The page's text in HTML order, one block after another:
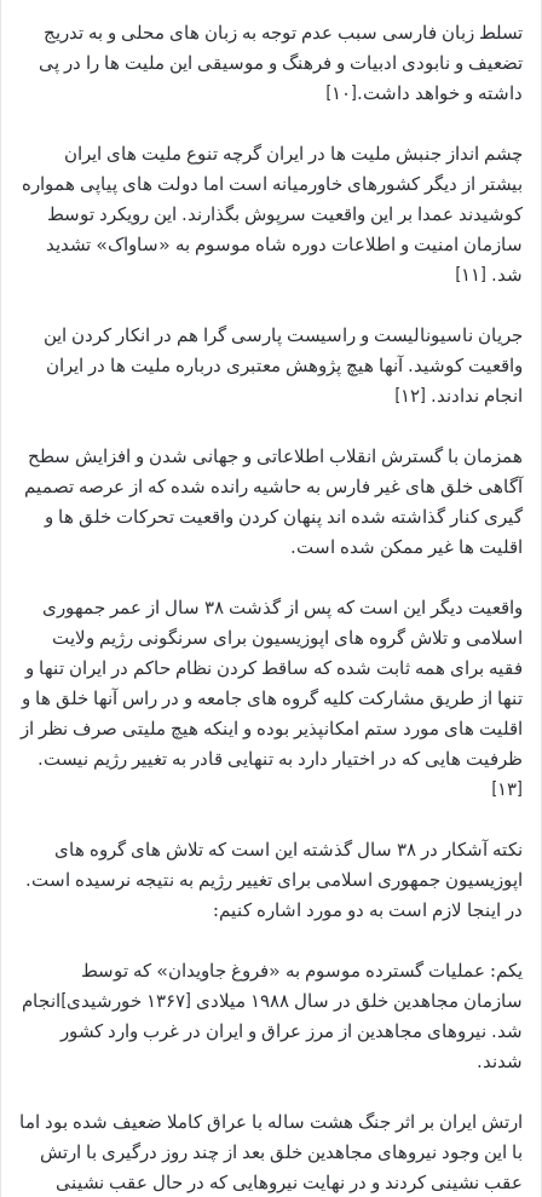
تسلط زبان فارسی سبب عدم توجه به زبان های محلی و به تدریج
تضعیف و نابودی ادبیات و فرهنگ و موسیقی این ملیت ها را در پی
داشته و خواهد داشت.[۱۰]
چشم انداز جنبش ملیت ها در ایران گرچه تنوع ملیت های ایران
بیشتر از دیگر کشورهای خاورمیانه است اما دولت های پیاپی همواره
کوشیدند عمدا بر این واقعیت سرپوش بگذارند. این رویکرد توسط
سازمان امنیت و اطلاعات دوره شاه موسوم به «ساواک» تشدید
شد. [۱۱]
جریان ناسیونالیست و راسیست پارسی گرا هم در انکار کردن این
واقعیت کوشید. آنها هیچ پژوهش معتبری درباره ملیت ها در ایران
انجام ندادند. [۱۲]
همزمان با گسترش انقلاب اطلاعاتی و جهانی شدن و افزایش سطح
آگاهی خلق های غیر فارس به حاشیه رانده شده که از عرصه تصمیم
گیری کنار گذاشته شده اند پنهان کردن واقعیت تحرکات خلق ها و
اقلیت ها غیر ممکن شده است.
واقعیت دیگر این است که پس از گذشت ۳۸ سال از عمر جمهوری
اسلامی و تلاش گروه های اپوزیسیون برای سرنگونی رژیم ولایت
فقیه برای همه ثابت شده که ساقط کردن نظام حاکم در ایران تنها و
تنها از طریق مشارکت کلیه گروه های جامعه و در راس آنها خلق ها و
اقلیت های مورد ستم امکانپذیر بوده و اینکه هیچ ملیتی صرف نظر از
ظرفیت هایی که در اختیار دارد به تنهایی قادر به تغییر رژیم نیست.
[۱۳]
نکته آشکار در ۳۸ سال گذشته این است که تلاش های گروه های
اپوزیسیون جمهوری اسلامی برای تغییر رژیم به نتیجه نرسیده است.
در اینجا لازم است به دو مورد اشاره کنیم:
یکم: عملیات گسترده موسوم به «فروغ جاویدان» که توسط
سازمان مجاهدین خلق در سال ۱۹۸۸ میلادی [۱۳۶۷ خورشیدی]‌انجام
شد. نیروهای مجاهدین از مرز عراق و ایران در غرب وارد کشور
شدند.
ارتش ایران بر اثر جنگ هشت ساله با عراق کاملا ضعیف شده بود اما
با این وجود نیروهای مجاهدین خلق بعد از چند روز درگیری با ارتش
عقب نشینی کردند و در نهایت نیروهایی که در حال عقب نشینی